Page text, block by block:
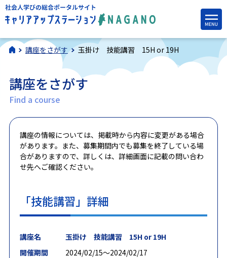
講座をさがす 玉掛け 技能講習 15H or 19H
講座をさがす
Find a course
講座の情報については、掲載時から内容に変更がある場合
があります。また、募集期間内でも募集を終了している場
合がありますので、詳しくは、詳細画面に記載の問い合わ
せ先へご確認ください。
「技能講習」詳細
講座名
玉掛け 技能講習 15H or 19H
開催期間
2024/02/15〜2024/02/17